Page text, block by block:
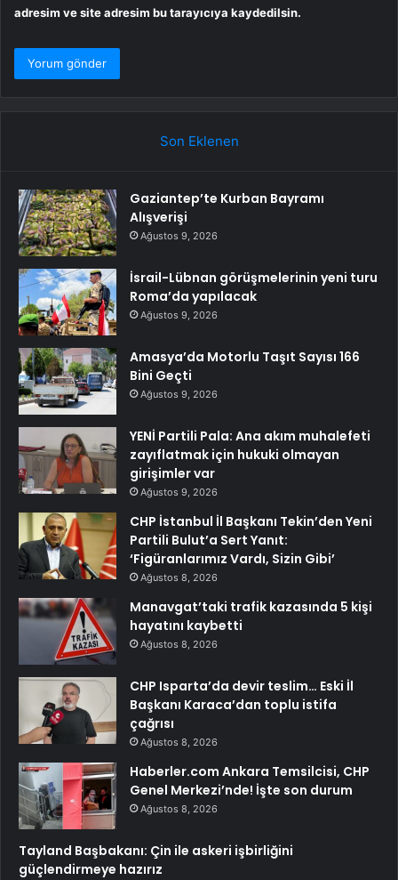
adresim ve site adresim bu tarayıcıya kaydedilsin.
Son Eklenen
Gaziantep’te Kurban Bayramı
Alışverişi
Ağustos 9, 2026
İsrail-Lübnan görüşmelerinin yeni turu
Roma’da yapılacak
Ağustos 9, 2026
Amasya’da Motorlu Taşıt Sayısı 166
Bini Geçti
Ağustos 9, 2026
YENİ Partili Pala: Ana akım muhalefeti
zayıflatmak için hukuki olmayan
girişimler var
Ağustos 9, 2026
CHP İstanbul İl Başkanı Tekin’den Yeni
Partili Bulut’a Sert Yanıt:
‘Figüranlarımız Vardı, Sizin Gibi’
Ağustos 8, 2026
Manavgat’taki trafik kazasında 5 kişi
hayatını kaybetti
Ağustos 8, 2026
CHP Isparta’da devir teslim… Eski İl
Başkanı Karaca’dan toplu istifa
çağrısı
Ağustos 8, 2026
Haberler.com Ankara Temsilcisi, CHP
Genel Merkezi’nde! İşte son durum
Ağustos 8, 2026
Tayland Başbakanı: Çin ile askeri işbirliğini
güçlendirmeye hazırız